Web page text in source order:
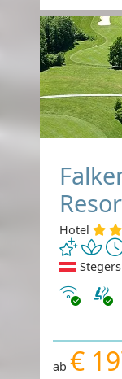
Hotel
Internet
ab €